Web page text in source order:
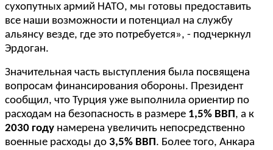
сухопутных армий НАТО, мы готовы предоставить
все наши возможности и потенциал на службу
альянсу везде, где это потребуется», - подчеркнул
Эрдоган.
Значительная часть выступления была посвящена
вопросам финансирования обороны. Президент
сообщил, что Турция уже выполнила ориентир по
расходам на безопасность в размере 1,5% ВВП, а к
2030 году намерена увеличить непосредственно
военные расходы до 3,5% ВВП. Более того, Анкара